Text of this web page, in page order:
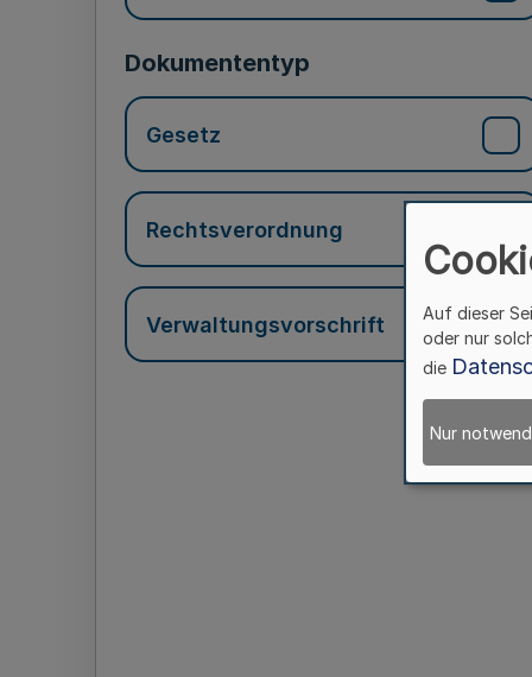
Dokumententyp
Gesetz
Rechtsverordnung
Verwaltungsvorschrift
Auf dieser
oder nur
die
Nur